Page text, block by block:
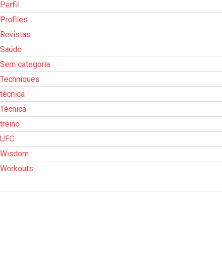
Perfil
Profiles
Revistas
Saúde
Sem categoria
Techniques
técnica
Técnica
treino
UFC
Wisdom
Workouts